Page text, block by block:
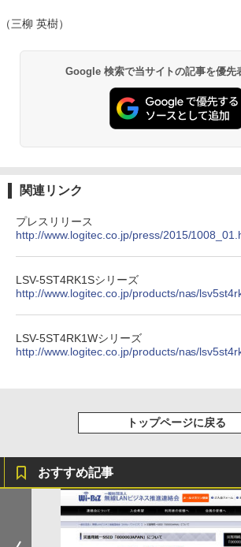
（三柳 英樹）
Google 検索で当サイトの記事を優先
関連リンク
プレスリリース
http://www.logitec.co.jp/press/2015/
LSV-5ST4RK1Sシリーズ
http://www.logitec.co.jp/products/nas/
LSV-5ST4RK1Wシリーズ
http://www.logitec.co.jp/products/nas/
トップページに戻る
おすすめ記事